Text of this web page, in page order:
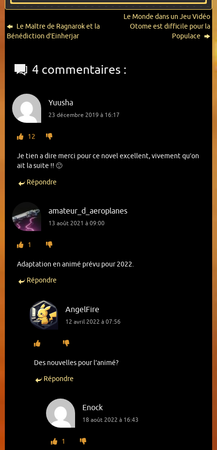
Table des matières
Tome 1 (Terminé)
Tome 1 Lire le tome 1
Chapitre 1 : Le nom de Wein Salema Arbalest
bataille
Chapitre 4 : Mon cœur
Épilogue
(25 juillet 2020)
Illustrations (25 juillet 2020)
Tome 2 (Terminé)
Roman Classique (Japonais)
Statut dans la langue d'origine :
En cours (12 Tomes), pas de
sortie depuis 2 ans
15/03/2025
Le Maître de Ragnarok et la
Bénédiction d’Einherjar
Le Monde dans un Jeu Vidéo
Otome est difficile pour la
Populace
4 commentaires :
Yuusha
23 décembre 2019 à 16:17
12
Je tien a dire merci pour ce novel excellent, vivement qu’on
ait la suite !! 🙂
Répondre
amateur_d_aeroplanes
13 août 2021 à 09:00
1
Adaptation en animé prévu pour 2022.
Répondre
AngelFire
12 avril 2022 à 07:56
Des nouvelles pour l’animé?
Répondre
Enock
18 août 2022 à 16:43
1